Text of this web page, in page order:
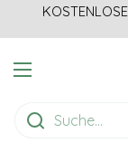
Zum Inhalt springen
Menü öffnen